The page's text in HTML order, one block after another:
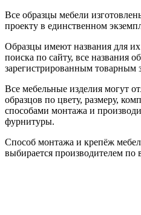
Все образцы мебели
проекту в единственном
Образцы имеют названия для
поиска по сайту, все названия
зарегистрированным товарным
Все мебельные изделия могут
образцов по цвету, размеру,
способами монтажа и
фурнитуры.
Способ монтажа и крепёж
выбирается производителем